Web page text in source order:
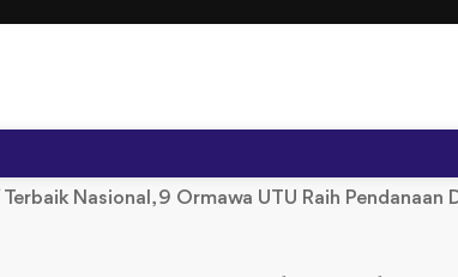
Terbaik Nasional, 9 Ormawa UTU Raih Pendanaan